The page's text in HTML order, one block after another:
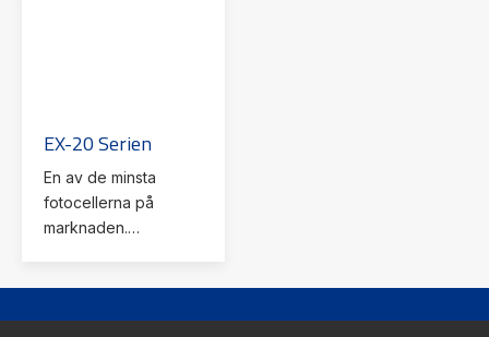
EX-20 Serien
En av de minsta
fotocellerna på
marknaden.